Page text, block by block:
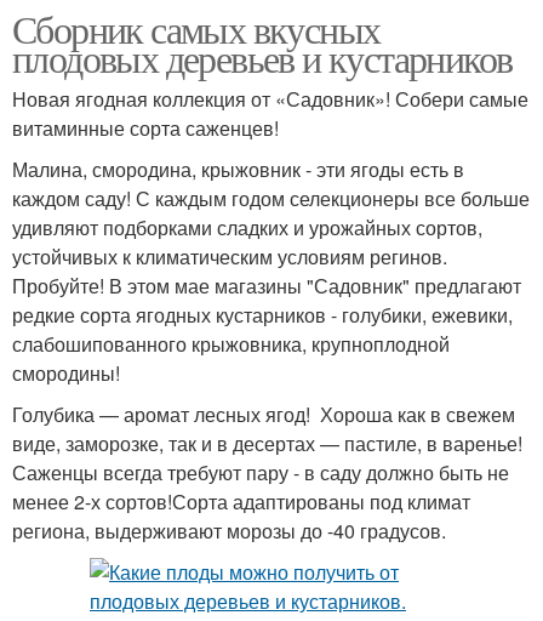
Сборник самых вкусных
плодовых деревьев и кустарников
Новая ягодная коллекция от «Садовник»! Собери самые
витаминные сорта саженцев!
Малина, смородина, крыжовник - эти ягоды есть в
каждом саду! С каждым годом селекционеры все больше
удивляют подборками сладких и урожайных сортов,
устойчивых к климатическим условиям регинов.
Пробуйте! В этом мае магазины "Садовник" предлагают
редкие сорта ягодных кустарников - голубики, ежевики,
слабошипованного крыжовника, крупноплодной
смородины!
Голубика — аромат лесных ягод! Хороша как в свежем
виде, заморозке, так и в десертах — пастиле, в варенье!
Саженцы всегда требуют пару - в саду должно быть не
менее 2-х сортов!Сорта адаптированы под климат
региона, выдерживают морозы до -40 градусов.